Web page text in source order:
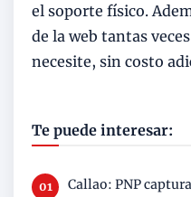
el soporte físico.
de la web tantas
necesite, sin costo
Te puede interesar:
Callao: PNP